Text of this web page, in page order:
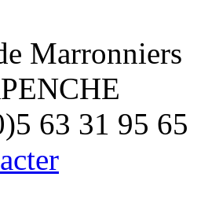
Marronniers
63 31 95 65